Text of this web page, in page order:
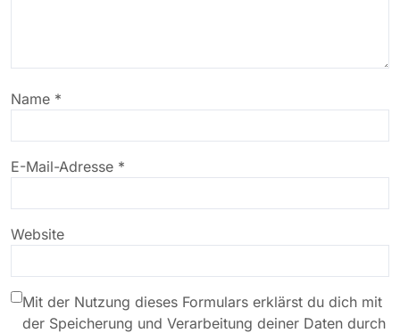
Name *
E-Mail-Adresse *
Website
Mit der Nutzung dieses Formulars erklärst du dich mit
der Speicherung und Verarbeitung deiner Daten durch